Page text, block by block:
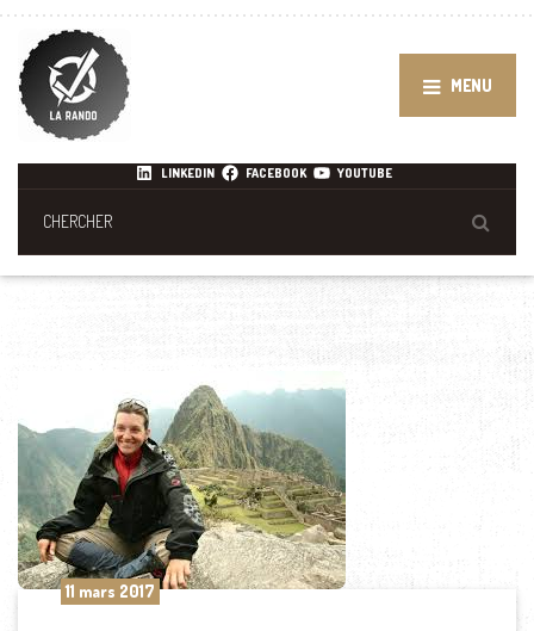
MENU
LINKEDIN FACEBOOK YOUTUBE
11 mars 2017